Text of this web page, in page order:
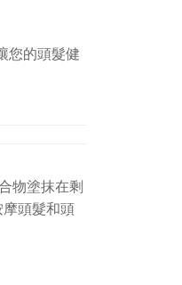
您的頭髮健
物塗抹在剩
頭髮和頭